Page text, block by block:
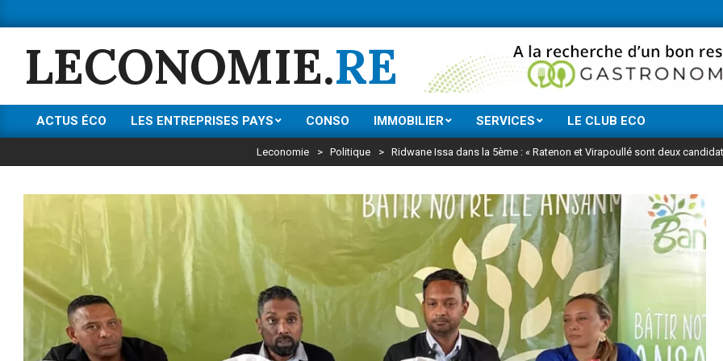
to
content
Ne manquez rien
LECONOMIE.RE
Primary
Menu
ACTUS ÉCO LES ENTREPRISES PAYS CONSO IMMOBILIER SERVICES LE CLUB ECO
Leconomie > Politique > Ridwane Issa dans la 5ème : « Ratenon et Virapoullé sont deux